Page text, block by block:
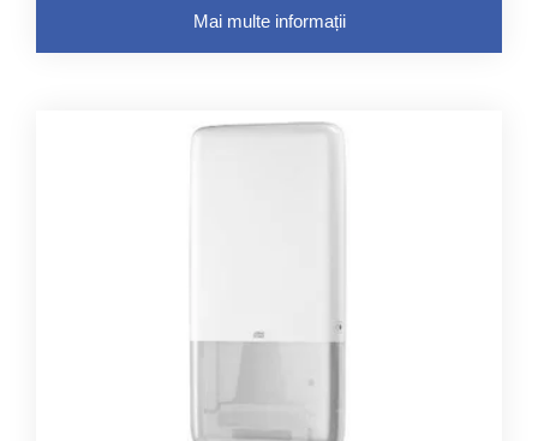
Mai multe informații